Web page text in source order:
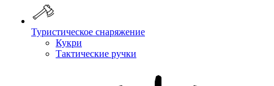
Туристическое снаряжение
Кукри
Тактические ручки